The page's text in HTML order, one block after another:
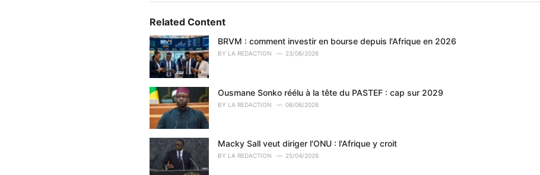
e
o
r
i
e
:
Related Content
BRVM : comment investir en bourse depuis l'Afrique en 2026
BY LA REDACTION 23/06/2026
Ousmane Sonko réélu à la tête du PASTEF : cap sur 2029
BY LA REDACTION 06/06/2026
Macky Sall veut diriger l'ONU : l'Afrique y croit
BY LA REDACTION 25/04/2026